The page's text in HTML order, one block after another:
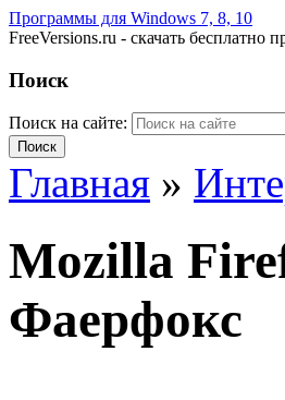
Программы для Windows 7, 8, 10
FreeVersions.ru - скачать бесплатно
Поиск
Поиск на сайте:
Главная »
Mozilla
Фаерфокс